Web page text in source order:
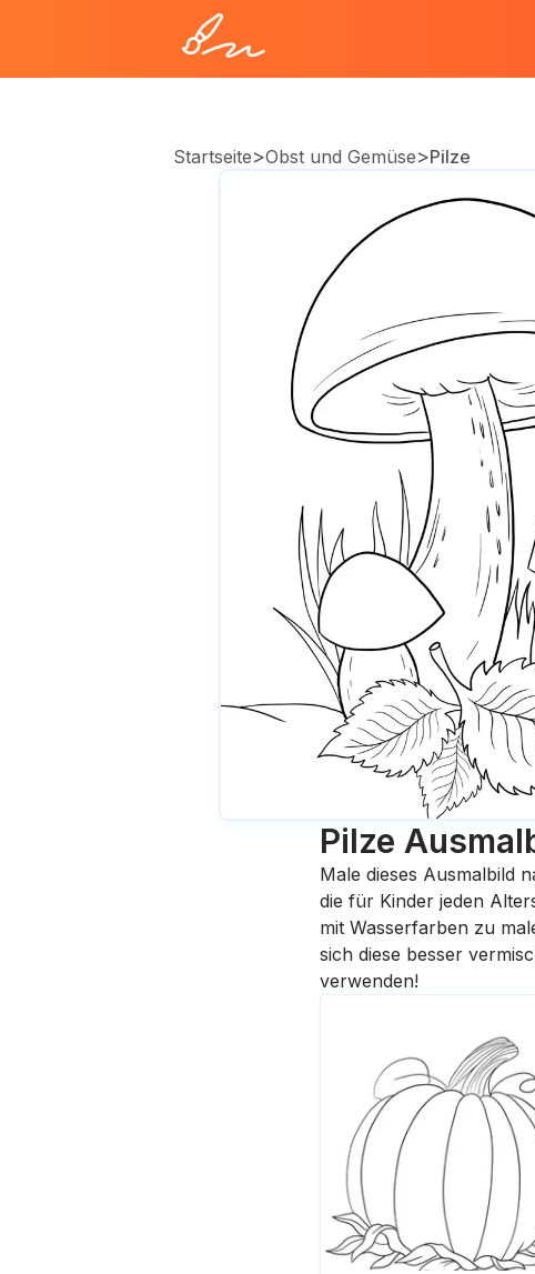
Startseite>Obst und Gemüse>Pilze
Pilze
Male dieses Ausmalbild
die für Kinder jeden
mit Wasserfarben zu
sich diese besser
verwenden!